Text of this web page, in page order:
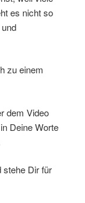
es nicht so
zu einem
dem Video
Deine Worte
stehe Dir für